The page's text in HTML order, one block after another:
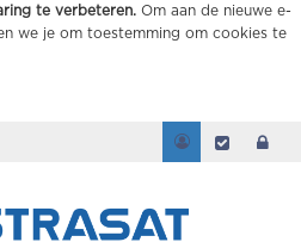
te verbeteren. Om aan de nieuwe e-
we je om toestemming om cookies te